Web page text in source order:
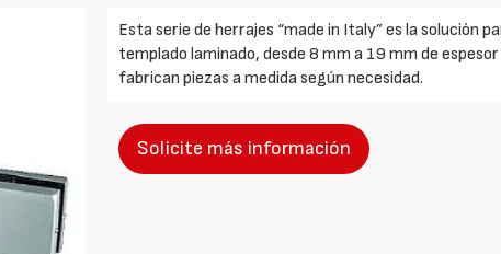
Esta serie de herrajes “made in Italy” es la solución
templado laminado, desde 8 mm a 19 mm de
fabrican piezas a medida según necesidad.
Solicite más información